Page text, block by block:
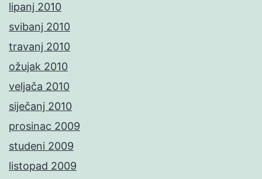
lipanj 2010
svibanj 2010
travanj 2010
ožujak 2010
veljača 2010
siječanj 2010
prosinac 2009
studeni 2009
listopad 2009